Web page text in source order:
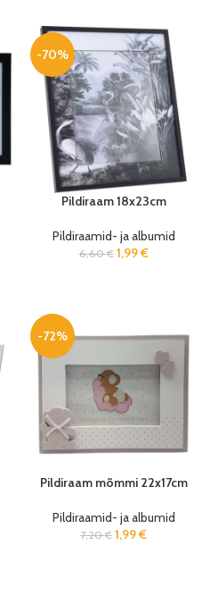
-70%
Pildiraam 18x23cm
Pildiraamid- ja albumid
6,60€ 1,99€
-72%
Pildiraam mõmmi 22x17cm
Pildiraamid- ja albumid
7,20€ 1,99€